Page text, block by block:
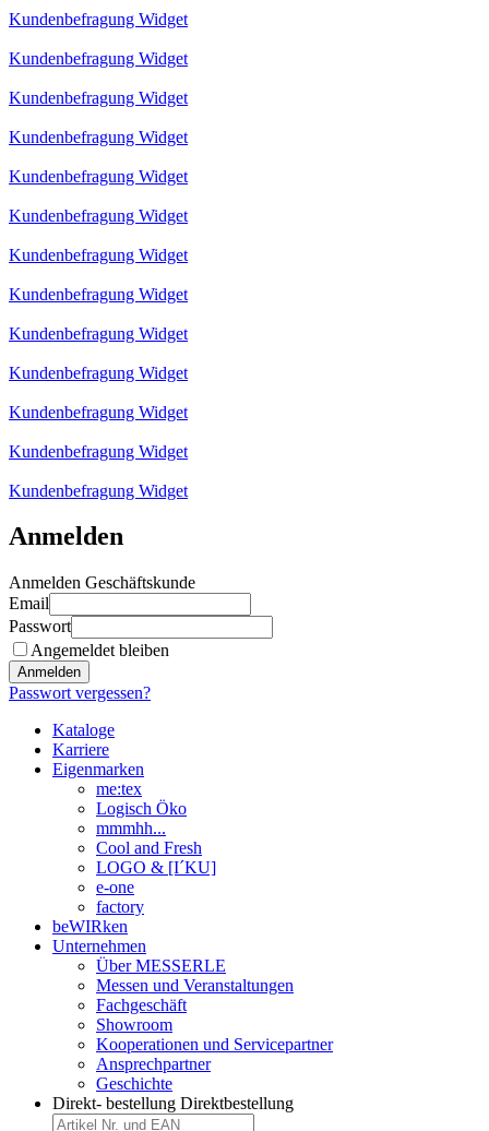
Kundenbefragung Widget
Kundenbefragung Widget
Kundenbefragung Widget
Kundenbefragung Widget
Kundenbefragung Widget
Kundenbefragung Widget
Kundenbefragung Widget
Kundenbefragung Widget
Kundenbefragung Widget
Kundenbefragung Widget
Kundenbefragung Widget
Kundenbefragung Widget
Kundenbefragung Widget
Anmelden
Anmelden Geschäftskunde
Email
Passwort
Angemeldet bleiben
Anmelden
Passwort vergessen?
Kataloge
Karriere
Eigenmarken
me:tex
Logisch Öko
mmmhh...
Cool and Fresh
LOGO & [I´KU]
e-one
factory
beWIRken
Unternehmen
Über MESSERLE
Messen und Veranstaltungen
Fachgeschäft
Showroom
Kooperationen und Servicepartner
Ansprechpartner
Geschichte
Direkt- bestellung Direktbestellung